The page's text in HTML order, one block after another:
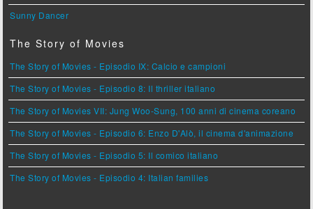
Sunny Dancer
The Story of Movies
The Story of Movies - Episodio IX: Calcio e campioni
The Story of Movies - Episodio 8: Il thriller italiano
The Story of Movies VII: Jung Woo-Sung, 100 anni di cinema coreano
The Story of Movies - Episodio 6: Enzo D'Alò, il cinema d'animazione
The Story of Movies - Episodio 5: Il comico italiano
The Story of Movies - Episodio 4: Italian families